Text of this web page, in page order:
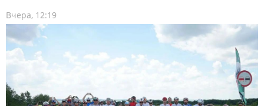
Вчера, 12:19